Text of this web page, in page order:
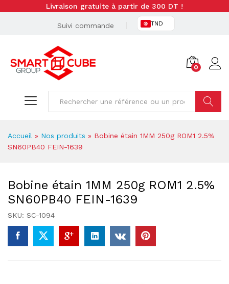
Livraison gratuite à partir de 300 DT !
Suivi commande TND
0
Accueil » Nos produits » Bobine étain 1MM 250g ROM1 2.5%
SN60PB40 FEIN-1639
Bobine étain 1MM 250g ROM1 2.5%
SN60PB40 FEIN-1639
SKU: SC-1094